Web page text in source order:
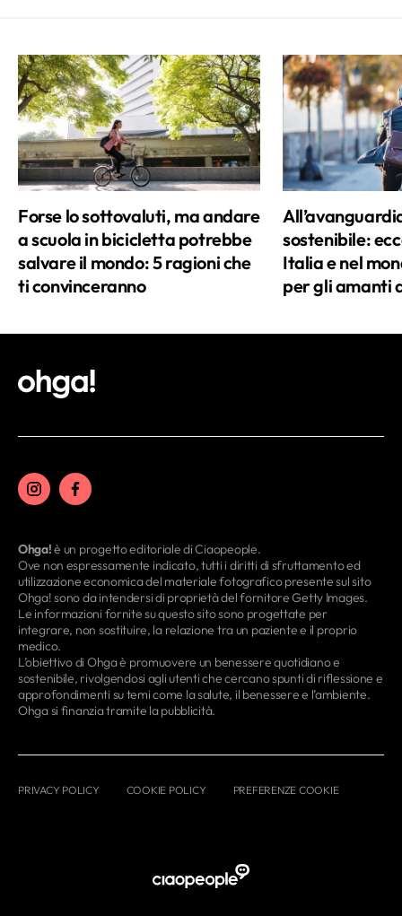
Forse lo sottovaluti, ma andare
a scuola in bicicletta potrebbe
salvare il mondo: 5 ragioni che
ti convinceranno
sostenibile:
Italia e nel
per gli amanti
Ohga!è un progetto editoriale di Ciaopeople.
Ove non espressamente indicato, tutti i diritti di sfruttamento ed
utilizzazione economica del materiale fotografico presente sul sito
Ohga! sono da intendersi di proprietà del fornitore Getty Images.
Le informazioni fornite su questo sito sono progettate per
integrare, non sostituire, la relazione tra un paziente e il proprio
medico.
L’obiettivo di Ohga è promuovere un benessere quotidiano e
sostenibile, rivolgendosi agli utenti che cercano spunti di riflessione e
approfondimenti su temi come la salute, il benessere e l’ambiente.
Ohga si finanzia tramite la pubblicità.
PRIVACY POLICY COOKIE POLICY PREFERENZE COOKIE